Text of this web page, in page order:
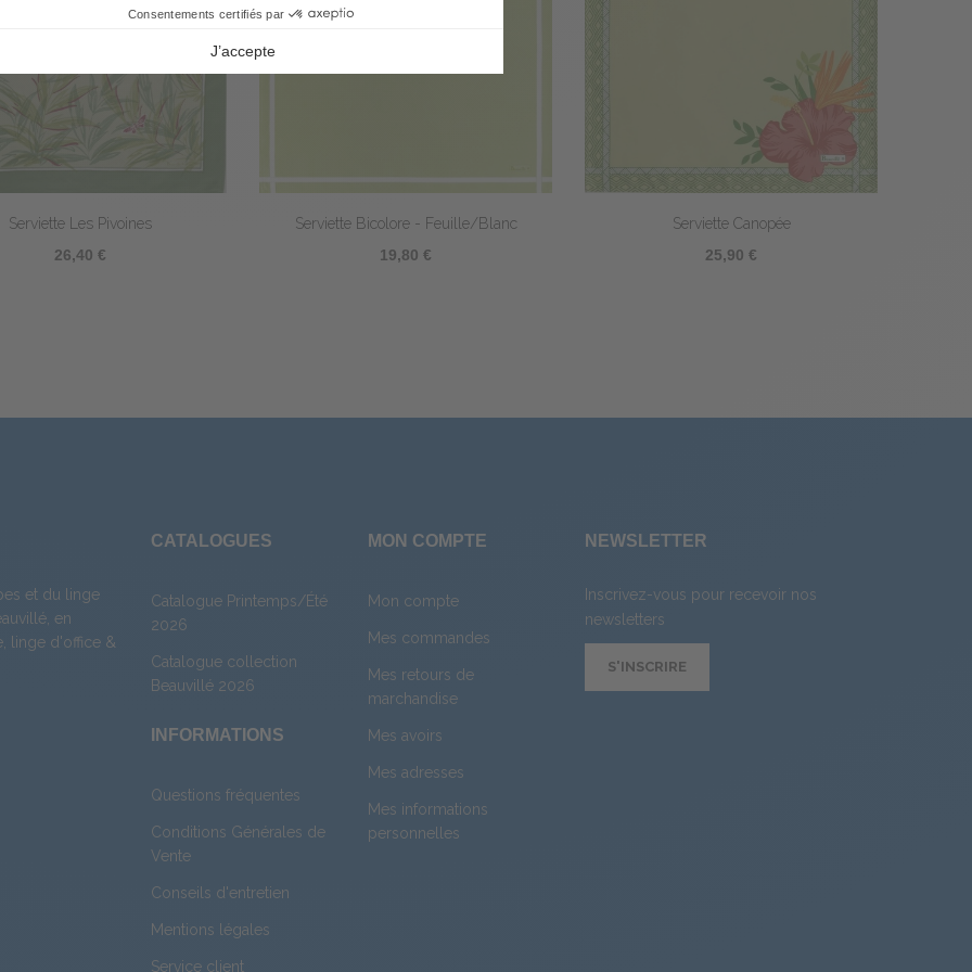
Serviette Les Pivoines
26,40 €
Serviette Bicolore - Feuille/Blanc
19,80 €
Serviette Canopée
25,90 €
et du linge
en
linge d'office &
CATALOGUES
Catalogue Printemps/Été
2026
Catalogue collection
Beauvillé 2026
INFORMATIONS
Questions fréquentes
Conditions Générales de
Vente
Conseils d'entretien
Mentions légales
Service client
MON COMPTE
Mon compte
Mes commandes
Mes retours de
marchandise
Mes avoirs
Mes adresses
Mes informations
personnelles
NEWSLETTER
Inscrivez-vous pour recevoir nos
newsletters
S'INSCRIRE